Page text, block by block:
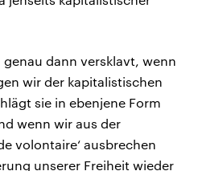
dann versklavt, wenn
wir der kapitalistischen
sie in ebenjene Form
wenn wir aus der
volontaire‘ ausbrechen
unserer Freiheit wieder